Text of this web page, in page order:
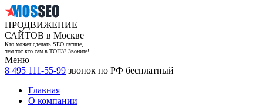
ПРОДВИЖЕНИЕ
САЙТОВ в Москве
Кто может сделать SEO лучше,
чем тот кто сам в ТОП3? Звоните!
Меню
8 495 111-55-99 звонок по РФ бесплатный
Главная
О компании